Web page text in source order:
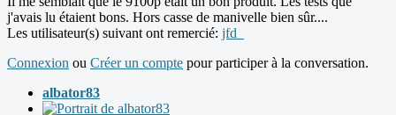
j'avais lu étaient bons. Hors casse de manivelle bien sûr....
Les utilisateur(s) suivant ont remercié: jfd_
Connexion ou Créer un compte pour participer à la conversation.
albator83